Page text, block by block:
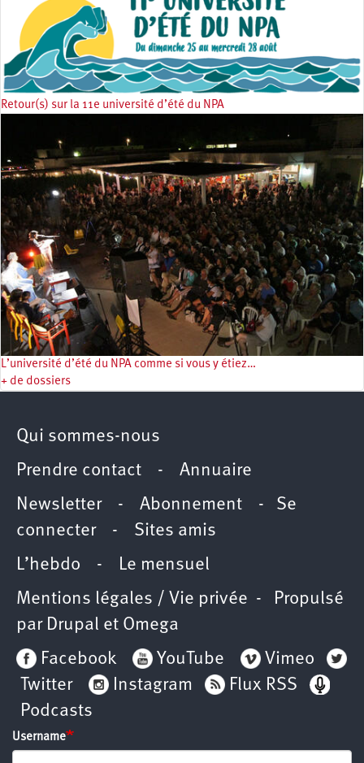
Retour(s) sur la 11e université d’été du NPA
L’université d’été du NPA comme si vous y étiez…
+ de dossiers
Qui sommes-nous
Prendre contact - Annuaire
Newsletter - Abonnement - Se
connecter- Sites amis
L’hebdo - Le mensuel
Mentions légales / Vie privée - Propulsé
par Drupal et Omega
Facebook
YouTube
Vimeo
Twitter
Instagram
Flux RSS
Podcasts
Username